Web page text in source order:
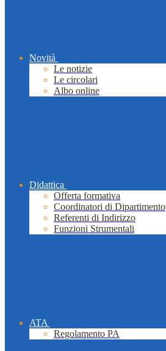
Novità
Le notizie
Le circolari
Albo online
Didattica
Offerta formativa
Coordinatori di Dipartimento
Referenti di Indirizzo
Funzioni Strumentali
ATA
Regolamento PA